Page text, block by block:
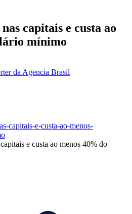
capitais e custa ao
mínimo
da Agencia Brasil
e custa ao menos 40% do